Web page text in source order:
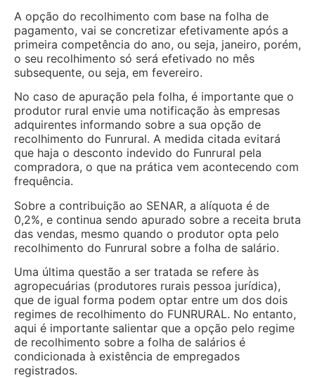
A opção do recolhimento com base na folha de
pagamento, vai se concretizar efetivamente após a
primeira competência do ano, ou seja, janeiro, porém,
o seu recolhimento só será efetivado no mês
subsequente, ou seja, em fevereiro.
No caso de apuração pela folha, é importante que o
produtor rural envie uma notificação às empresas
adquirentes informando sobre a sua opção de
recolhimento do Funrural. A medida citada evitará
que haja o desconto indevido do Funrural pela
compradora, o que na prática vem acontecendo com
frequência.
Sobre a contribuição ao SENAR, a alíquota é de
0,2%, e continua sendo apurado sobre a receita bruta
das vendas, mesmo quando o produtor opta pelo
recolhimento do Funrural sobre a folha de salário.
Uma última questão a ser tratada se refere às
agropecuárias (produtores rurais pessoa jurídica),
que de igual forma podem optar entre um dos dois
regimes de recolhimento do FUNRURAL. No entanto,
aqui é importante salientar que a opção pelo regime
de recolhimento sobre a folha de salários é
condicionada à existência de empregados
registrados.